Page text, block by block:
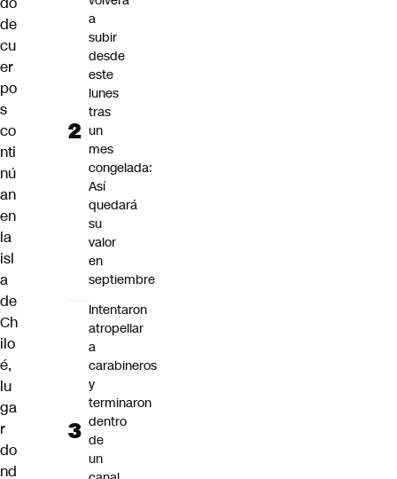
de
cu
er
po
s
co
nti
nú
an
en
la
isl
a
de
Ch
ilo
é,
lu
ga
r
do
nd
a
subir
desde
este
lunes
tras
un
mes
congelada:
Así
quedará
su
valor
en
septiembre
Intentaron
atropellar
a
carabineros
y
terminaron
dentro
de
un